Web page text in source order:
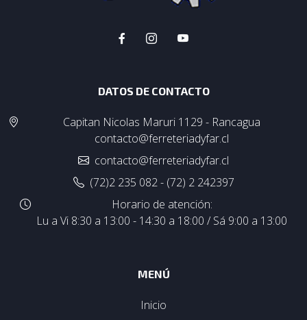
DATOS DE CONTACTO
Capitan Nicolas Maruri 1129 - Rancagua
contacto@ferreteriadyfar.cl
contacto@ferreteriadyfar.cl
(72)2 235 082 - (72) 2 242397
Horario de atención:
Lu a Vi 8:30 a 13:00 - 14:30 a 18:00 / Sá 9:00 a 13:00
MENÚ
Inicio